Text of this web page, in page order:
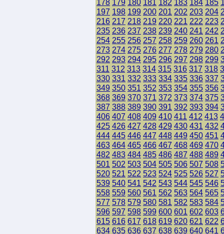
178 179 180 181 182 183 184 185
197 198 199 200 201 202 203 204
216 217 218 219 220 221 222 223
235 236 237 238 239 240 241 242
254 255 256 257 258 259 260 261
273 274 275 276 277 278 279 280
292 293 294 295 296 297 298 299
311 312 313 314 315 316 317 318
330 331 332 333 334 335 336 337
349 350 351 352 353 354 355 356
368 369 370 371 372 373 374 375
387 388 389 390 391 392 393 394
406 407 408 409 410 411 412 413
425 426 427 428 429 430 431 432
444 445 446 447 448 449 450 451
463 464 465 466 467 468 469 470
482 483 484 485 486 487 488 489
501 502 503 504 505 506 507 508
520 521 522 523 524 525 526 527
539 540 541 542 543 544 545 546
558 559 560 561 562 563 564 565
577 578 579 580 581 582 583 584
596 597 598 599 600 601 602 603
615 616 617 618 619 620 621 622
634 635 636 637 638 639 640 641